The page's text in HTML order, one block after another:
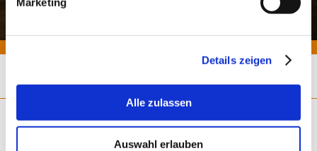
Details zeigen
Alle zulassen
Auswahl erlauben
WEITERE "SCHLAFEN" PROJEKTE